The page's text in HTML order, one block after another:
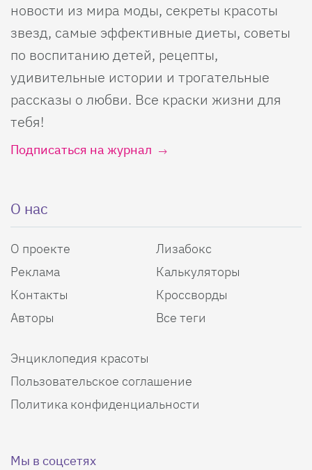
новости из мира моды, секреты красоты
звезд, самые эффективные диеты, советы
по воспитанию детей, рецепты,
удивительные истории и трогательные
рассказы о любви. Все краски жизни для
тебя!
Подписаться на журнал
О нас
О проекте
Реклама
Контакты
Авторы
Лизабокс
Калькуляторы
Кроссворды
Все теги
Энциклопедия красоты
Пользовательское соглашение
Политика конфиденциальности
Мы в соцсетях